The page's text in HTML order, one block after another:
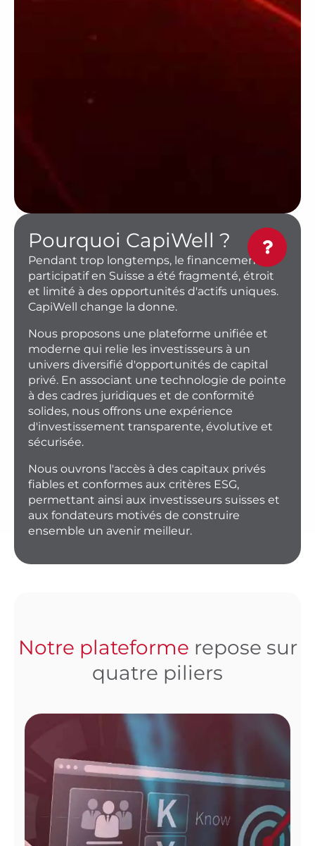
Pourquoi CapiWell ?
Pendant trop longtemps, le financement
participatif en Suisse a été fragmenté, étroit
et limité à des opportunités d'actifs uniques.
CapiWell change la donne.
Nous proposons une plateforme unifiée et
moderne qui relie les investisseurs à un
univers diversifié d'opportunités de capital
privé. En associant une technologie de pointe
à des cadres juridiques et de conformité
solides, nous offrons une expérience
d'investissement transparente, évolutive et
sécurisée.
Nous ouvrons l'accès à des capitaux privés
fiables et conformes aux critères ESG,
permettant ainsi aux investisseurs suisses et
aux fondateurs motivés de construire
ensemble un avenir meilleur.
Notre plateforme repose sur
quatre piliers